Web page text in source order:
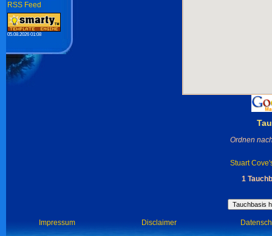
Ordnen
Stuart
1
RSS Feed
05.08.2026 01:08
Impressum Disclaimer